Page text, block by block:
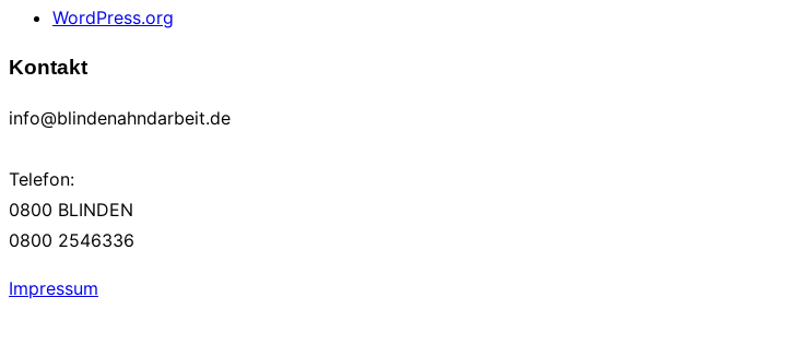
WordPress.org
Kontakt
info@blindenahndarbeit.de
Telefon:
0800 BLINDEN
0800 2546336
Impressum